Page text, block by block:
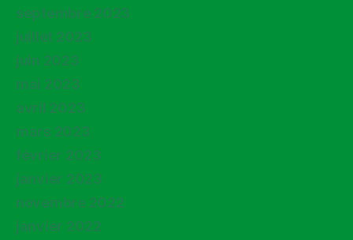
septembre 2023
juillet 2023
juin 2023
mai 2023
avril 2023
mars 2023
février 2023
janvier 2023
novembre 2022
janvier 2022